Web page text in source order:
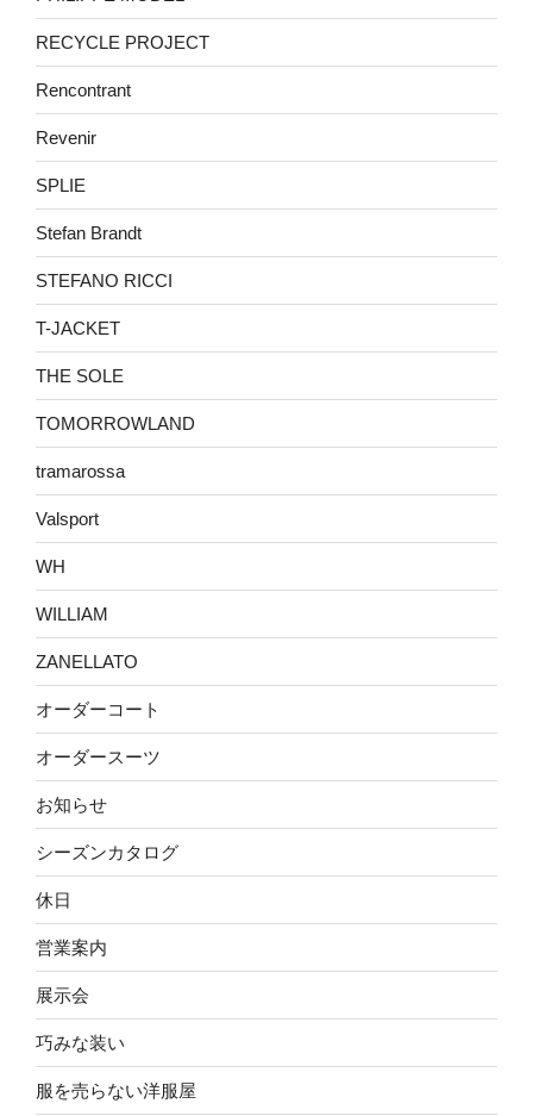
RECYCLE PROJECT
Rencontrant
Revenir
SPLIE
Stefan Brandt
STEFANO RICCI
T-JACKET
THE SOLE
TOMORROWLAND
tramarossa
Valsport
WH
WILLIAM
ZANELLATO
オーダーコート
オーダースーツ
お知らせ
シーズンカタログ
休日
営業案内
展示会
巧みな装い
服を売らない洋服屋